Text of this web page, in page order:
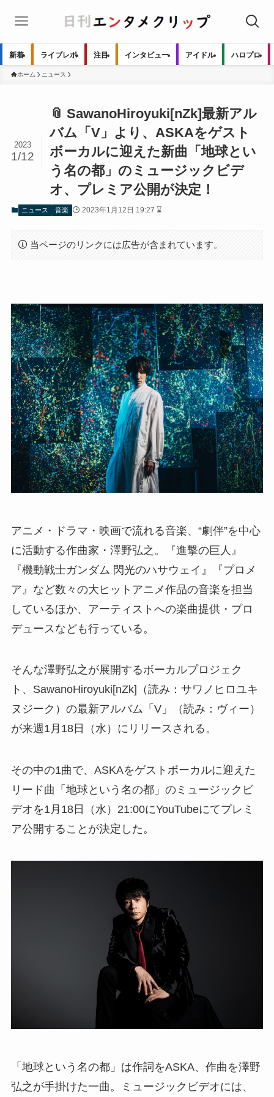
新着 ライブレポ 注目 インタビュー アイドル ハロプロ
ホーム ニュース
📎 SawanoHiroyuki[nZk]最新アル
バム「V」より、ASKAをゲスト
ボーカルに迎えた新曲「地球とい
う名の都」のミュージックビデ
オ、プレミア公開が決定！
2023
1/12
ニュース 音楽 2023年1月12日 19:27 ⌛
当ページのリンクには広告が含まれています。
アニメ・ドラマ・映画で流れる音楽、“劇伴”を中心
に活動する作曲家・澤野弘之。『進撃の巨人』
『機動戦士ガンダム 閃光のハサウェイ』『プロメ
ア』など数々の大ヒットアニメ作品の音楽を担当
しているほか、アーティストへの楽曲提供・プロ
デュースなども行っている。
そんな澤野弘之が展開するボーカルプロジェク
ト、SawanoHiroyuki[nZk]（読み：サワノヒロユキ
ヌジーク）の最新アルバム「V」（読み：ヴィー）
が来週1月18日（水）にリリースされる。
その中の1曲で、ASKAをゲストボーカルに迎えた
リード曲「地球という名の都」のミュージックビ
デオを1月18日（水）21:00にYouTubeにてプレミ
ア公開することが決定した。
「地球という名の都」は作詞をASKA、作曲を澤野
弘之が手掛けた一曲。ミュージックビデオには、